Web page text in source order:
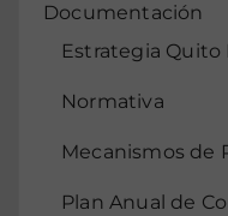
Documentación
Estrategia Quito
Normativa
Mecanismos de
Plan Anual de